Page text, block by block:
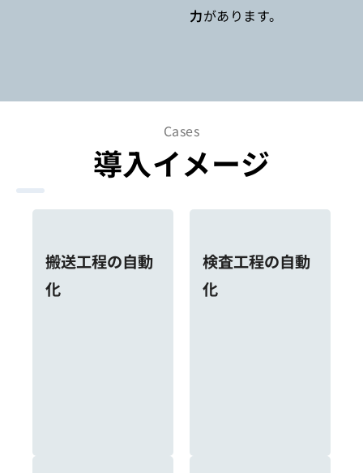
力があります。
Cases
導入イメージ
搬送工程の自動
化
検査工程の自動
化